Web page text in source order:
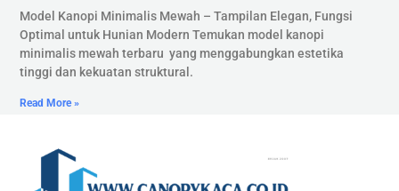
Model Kanopi Minimalis Mewah – Tampilan Elegan, Fungsi
Optimal untuk Hunian Modern Temukan model kanopi
minimalis mewah terbaru yang menggabungkan estetika
tinggi dan kekuatan struktural.
Read More »